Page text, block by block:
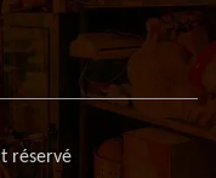
réservé